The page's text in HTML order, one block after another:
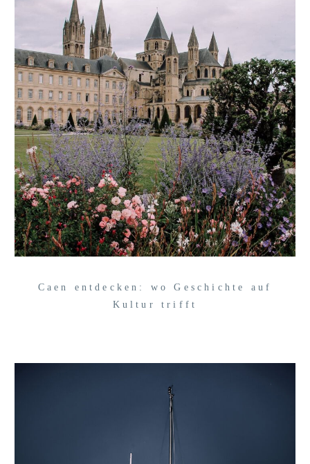
Caen entdecken: wo Geschichte auf
Kultur trifft